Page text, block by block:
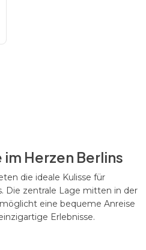
Herzen Berlins
die ideale Kulisse für
Die zentrale Lage mitten in der
eine bequeme Anreise
Erlebnisse.